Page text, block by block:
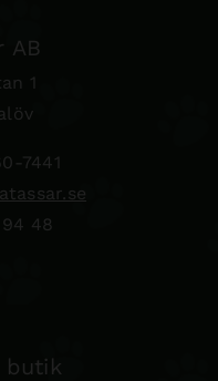
AB
1
7441
48
butik